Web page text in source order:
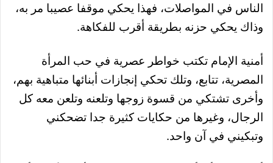
الناس في المواصلات، فهذا يحكي موقفا عصيبا مر به،
وذاك يحكي حزنه بطريقة أقرب للفكاهة.
أمنية الإمام تكتب خواطر عصرية في حب المرأة
المصرية، تتابع، وتلك تحكي إنجازات أبنائها متباهية بهم،
وأخرى تشتكي من قسوة زوجها وتلعنه وتلعن معه كل
الرجال، وغيرها من حكايات كثيرة جدا تضحكني
وتبكيني في آن واحد.